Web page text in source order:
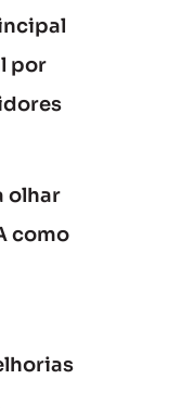
por
olhar
como